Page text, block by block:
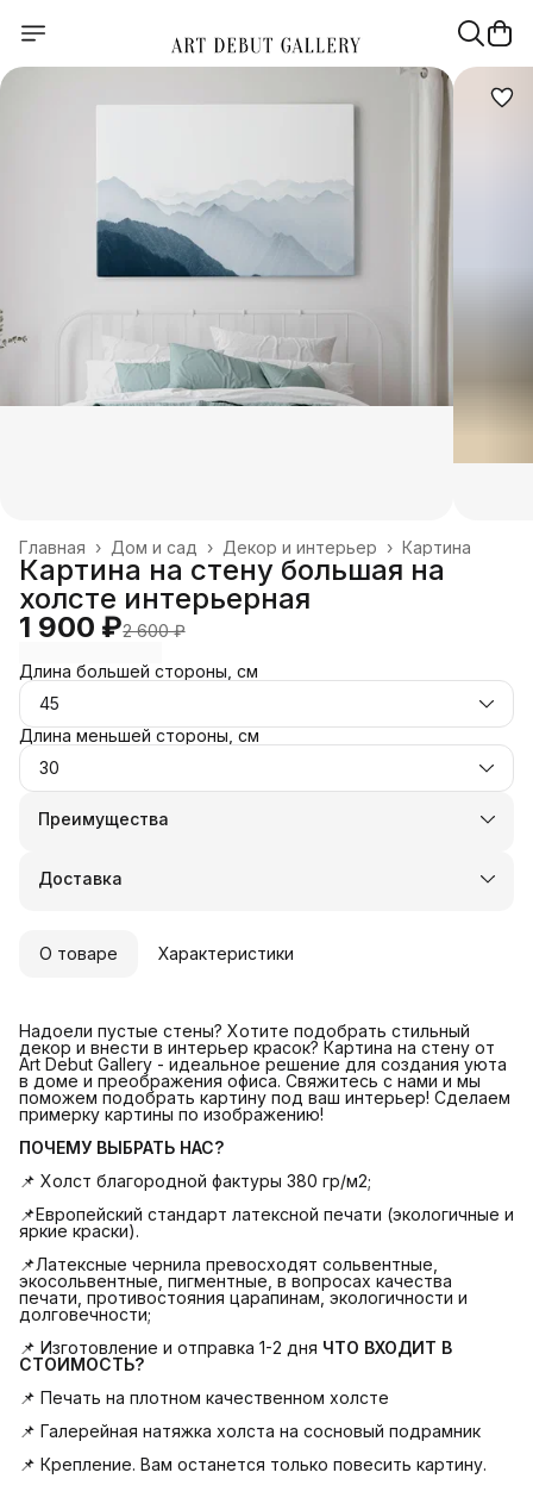
Картина
Декор и интерьер ›
Дом и сад ›
Главная ›
Картина на стену большая на
холсте интерьерная
1 900 ₽2 600 ₽
Длина большей стороны, см
45
Длина меньшей стороны, см
30
Преимущества
Оплата частями в Сплит
Удобный возврат
Доставка
О товаре Характеристики
Надоели пустые стены? Хотите подобрать стильный
декор и внести в интерьер красок? Картина на стену от
Art Debut Gallery - идеальное решение для создания уюта
в доме и преображения офиса. Свяжитесь с нами и мы
поможем подобрать картину под ваш интерьер! Сделаем
примерку картины по изображению!
ПОЧЕМУ ВЫБРАТЬ НАС?
📌 Холст благородной фактуры 380 гр/м2;
📌Европейский стандарт латексной печати (экологичные и
яркие краски).
📌Латексные чернила превосходят сольвентные,
экосольвентные, пигментные, в вопросах качества
печати, противостояния царапинам, экологичности и
долговечности;
📌 Изготовление и отправка 1-2 дня ЧТО ВХОДИТ В
СТОИМОСТЬ?
📌 Печать на плотном качественном холсте
📌 Галерейная натяжка холста на сосновый подрамник
📌 Крепление. Вам останется только повесить картину.